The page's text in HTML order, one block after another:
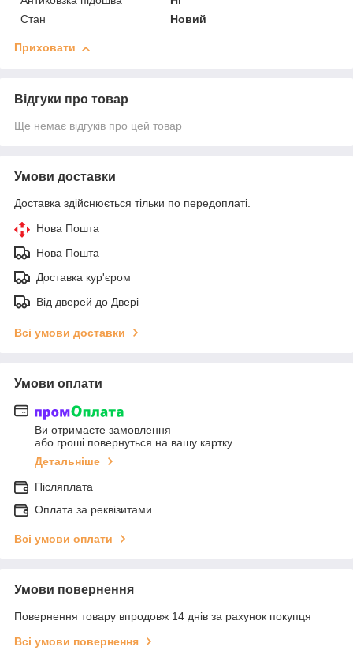
Стан
Новий
Приховати
Відгуки про товар
Ще немає відгуків про цей товар
Умови доставки
Доставка здійснюється тільки по передоплаті.
Нова Пошта
Нова Пошта
Доставка кур'єром
Від дверей до Двері
Всі умови доставки
Умови оплати
Ви отримаєте замовлення
або гроші повернуться на вашу картку
Детальніше
Післяплата
Оплата за реквізитами
Всі умови оплати
Умови повернення
Повернення товару впродовж 14 днів за рахунок покупця
Всі умови повернення